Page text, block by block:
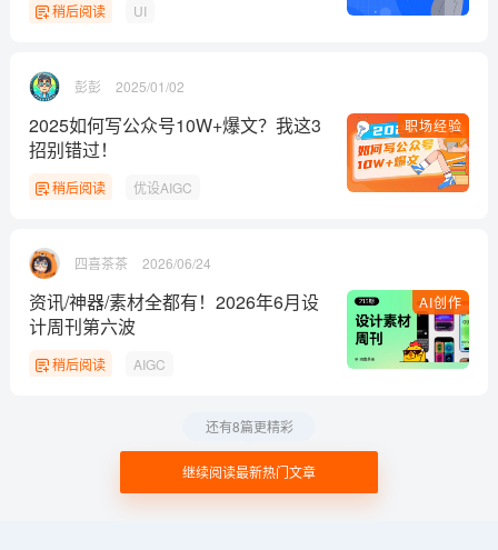
稍后阅读 UI
彭彭 2025/01/02
职场经验
2025如何写公众号10W+爆文？我这3
招别错过！
稍后阅读 优设AIGC
四喜茶茶 2026/06/24
AI创作
资讯/神器/素材全都有！2026年6月设
计周刊第六波
稍后阅读 AIGC
继续阅读最新热门文章
还有8篇更精彩